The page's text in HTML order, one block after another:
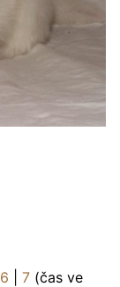
6 7(čas ve